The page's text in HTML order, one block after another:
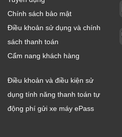
Chính sách bảo mật
Điều khoản sử dụng và chính
sách thanh toán
Cẩm nang khách hàng
Điều khoản và điều kiện sử
dụng tính năng thanh toán tự
động phí gửi xe máy ePass